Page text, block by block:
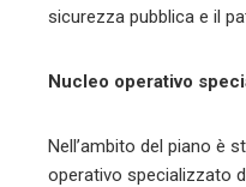
sicurezza pubblica e il
Nucleo operativo
Nell’ambito del piano è
operativo specializzato